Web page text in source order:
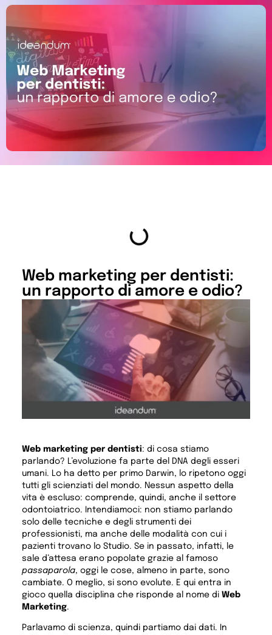
Web marketing per dentisti:
un rapporto di amore e odio?
Web marketing per dentisti: di cosa stiamo
parlando? L’evoluzione fa parte del DNA degli esseri
umani. Lo ha detto per primo Darwin, lo ripetono oggi
tutti gli scienziati del mondo. Nessun aspetto della
vita è escluso: comprende, quindi, anche il settore
odontoiatrico. Intendiamoci: non stiamo parlando
solo delle tecniche e degli strumenti dei
professionisti, ma anche delle modalità con cui i
pazienti trovano lo Studio. Se in passato, infatti, le
sale d’attesa erano popolate grazie al famoso
passaparola, oggi le cose, almeno in parte, sono
cambiate. O meglio, si sono evolute. E qui entra in
gioco quella disciplina che risponde al nome di Web
Marketing.
Parlavamo di scienza, quindi partiamo dai dati. In